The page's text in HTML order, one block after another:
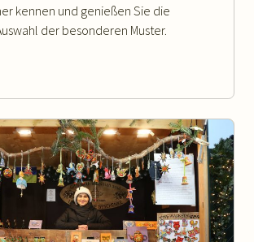
kennen und genießen Sie die
der besonderen Muster.